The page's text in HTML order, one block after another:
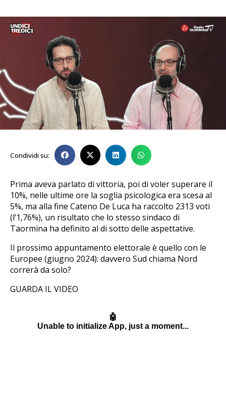
Condividi su:
Prima aveva parlato di vittoria, poi di voler superare il
10%, nelle ultime ore la soglia psicologica era scesa al
5%, ma alla fine Cateno De Luca ha raccolto 2313 voti
(l’1,76%), un risultato che lo stesso sindaco di
Taormina ha definito al di sotto delle aspettative.
Il prossimo appuntamento elettorale è quello con le
Europee (giugno 2024): davvero Sud chiama Nord
correrà da solo?
GUARDA IL VIDEO